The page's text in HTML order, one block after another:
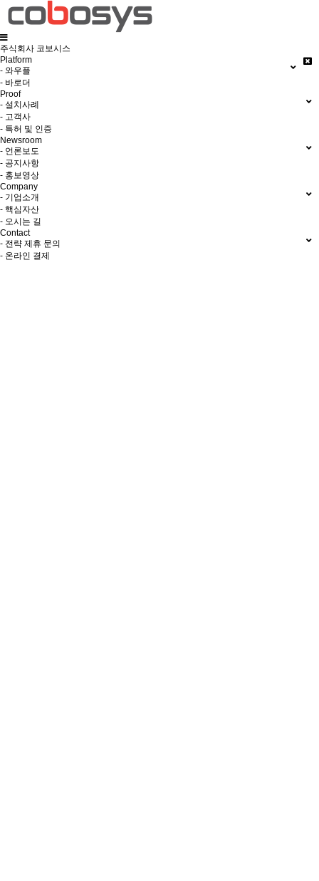
주식회사 코보시스
Platform
- 와우플
- 바로더
Proof
- 설치사례
- 고객사
- 특허 및 인증
Newsroom
- 언론보도
- 공지사항
- 홍보영상
Company
- 기업소개
- 핵심자산
- 오시는 길
Contact
- 전략 제휴 문의
- 온라인 결제